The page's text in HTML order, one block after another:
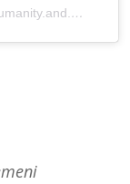
A post shared by Humanity & Peace (@humanity.and.peace_)